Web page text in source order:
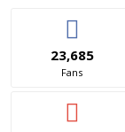
23,685
Fans